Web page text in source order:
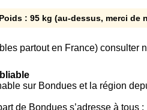
: 95 kg (au-dessus, merci de
partout en France) consulter
sur Bondues et la région
de Bondues s’adresse à tous :